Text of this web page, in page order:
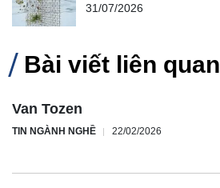
31/07/2026
Bài viết liên quan
Van Tozen
TIN NGÀNH NGHỀ 22/02/2026